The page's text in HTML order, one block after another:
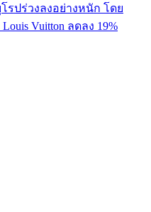
ปร่วงลงอย่างหนัก โดย
Vuitton ลดลง 19%